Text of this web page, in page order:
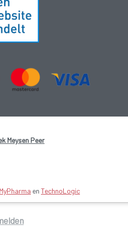
Meysen Peer
MyPharma en TechnoLogic